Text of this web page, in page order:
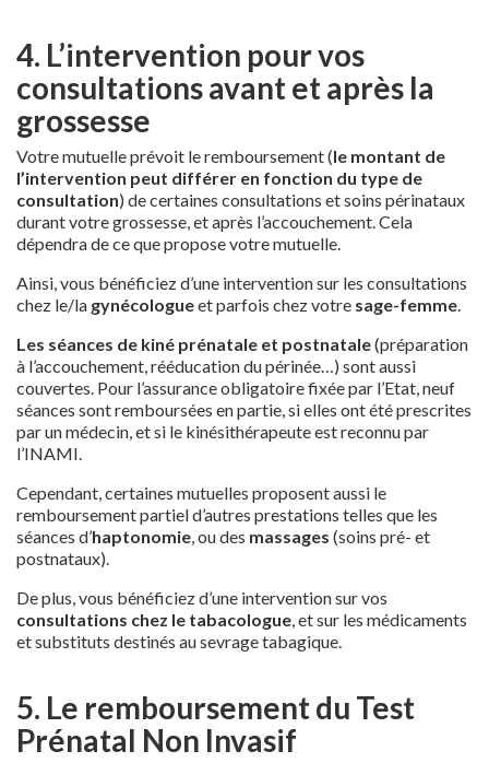
4. L’intervention pour vos
consultations avant et après la
grossesse
Votre mutuelle prévoit le remboursement (le montant de
l’intervention peut différer en fonction du type de
consultation) de certaines consultations et soins périnataux
durant votre grossesse, et après l’accouchement. Cela
dépendra de ce que propose votre mutuelle.
Ainsi, vous bénéficiez d’une intervention sur les consultations
chez le/la gynécologueet parfois chez votre sage-femme
Les séances de kiné prénatale et postnatale(préparation
à l’accouchement, rééducation du périnée…) sont aussi
couvertes. Pour l’assurance obligatoire fixée par l’Etat, neuf
séances sont remboursées en partie, si elles ont été prescrites
par un médecin, et si le kinésithérapeute est reconnu par
l’INAMI.
Cependant, certaines mutuelles proposent aussi le
remboursement partiel d’autres prestations telles que les
séances d’haptonomie , ou des massages (soins pré- et
postnataux).
De plus, vous bénéficiez d’une intervention sur vos
consultations chez le tabacologue , et sur les médicaments
et substituts destinés au sevrage tabagique.
5. Le remboursement du Test
Prénatal Non Invasif